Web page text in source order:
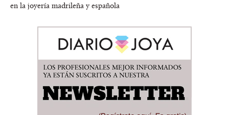
en la joyería madrileña y española